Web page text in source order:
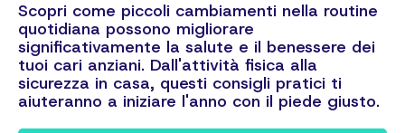
Scopri come piccoli cambiamenti nella routine
quotidiana possono migliorare
significativamente la salute e il benessere dei
tuoi cari anziani. Dall'attività fisica alla
sicurezza in casa, questi consigli pratici ti
aiuteranno a iniziare l'anno con il piede giusto.